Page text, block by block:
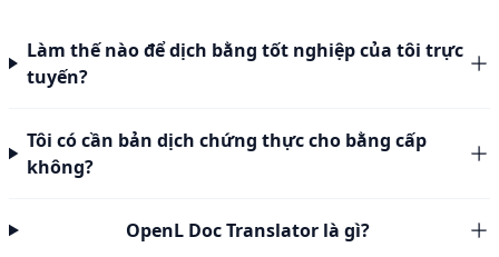
Làm thế nào để dịch bằng tốt nghiệp của tôi trực
tuyến?
Tôi có cần bản dịch chứng thực cho bằng cấp
không?
OpenL Doc Translator là gì?